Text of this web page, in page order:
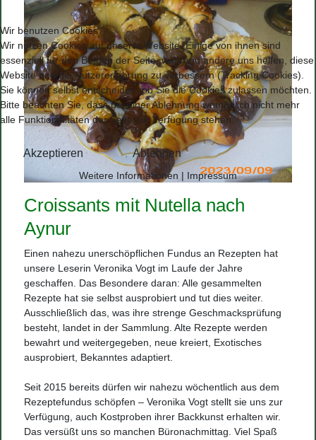
Croissants mit Nutella nach
Aynur
Einen nahezu unerschöpflichen Fundus an Rezepten hat
unsere Leserin Veronika Vogt im Laufe der Jahre
geschaffen. Das Besondere daran: Alle gesammelten
Rezepte hat sie selbst ausprobiert und tut dies weiter.
Ausschließlich das, was ihre strenge Geschmacksprüfung
besteht, landet in der Sammlung. Alte Rezepte werden
bewahrt und weitergegeben, neue kreiert, Exotisches
ausprobiert, Bekanntes adaptiert.
Seit 2015 bereits dürfen wir nahezu wöchentlich aus dem
Rezeptefundus schöpfen – Veronika Vogt stellt sie uns zur
Verfügung, auch Kostproben ihrer Backkunst erhalten wir.
Das versüßt uns so manchen Büronachmittag. Viel Spaß
Wir benutzen Cookies
Wir nutzen Cookies auf unserer Website. Einige von ihnen sind
essenziell für den Betrieb der Seite, während andere uns helfen, diese
Website und die Nutzererfahrung zu verbessern (Tracking Cookies).
Sie können selbst entscheiden, ob Sie die Cookies zulassen möchten.
Bitte beachten Sie, dass bei einer Ablehnung womöglich nicht mehr
alle Funktionalitäten der Seite zur Verfügung stehen.
Akzeptieren Ablehnen
Weitere Informationen | Impressum